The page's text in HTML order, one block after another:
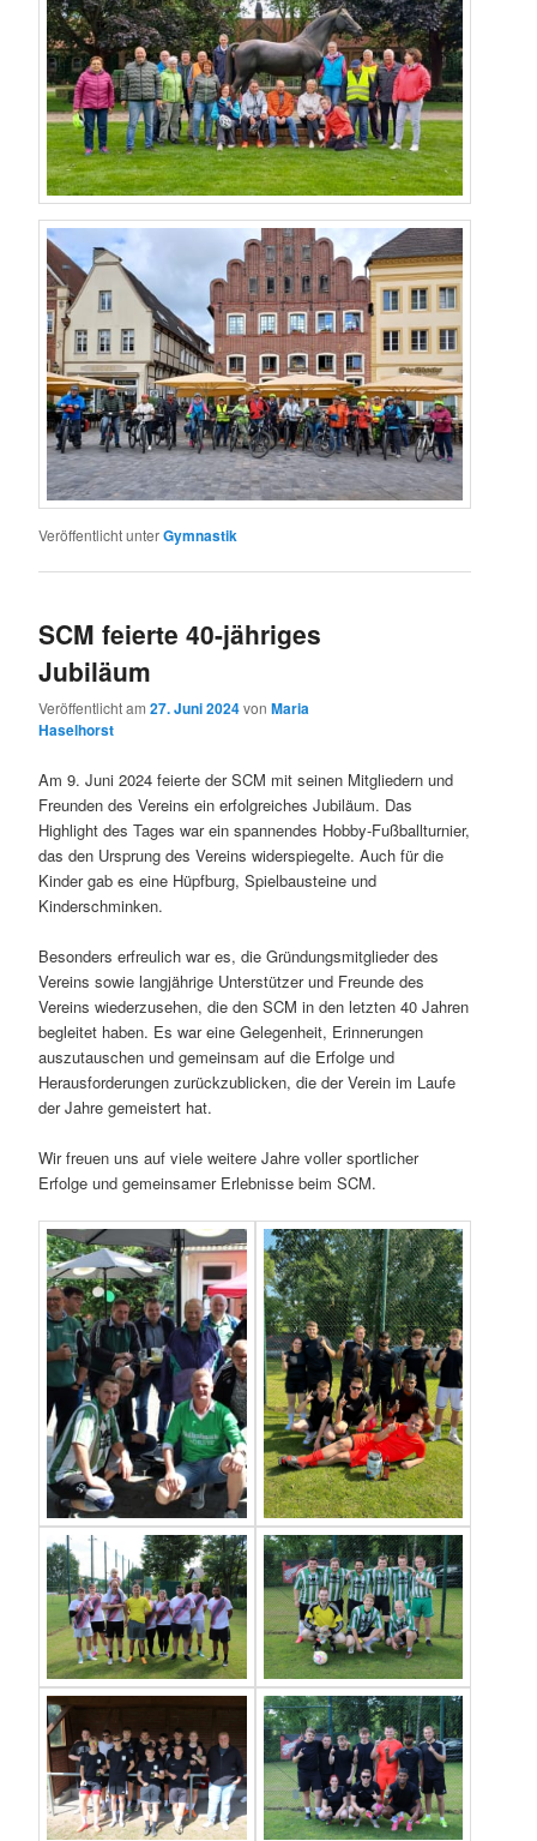
Veröffentlicht unterGymnastik
SCM feierte 40-jähriges
Jubiläum
Veröffentlicht am27. Juni 2024vonMaria
Haselhorst
Am 9. Juni 2024 feierte der SCM mit seinen Mitgliedern und
Freunden des Vereins ein erfolgreiches Jubiläum. Das
Highlight des Tages war ein spannendes Hobby-Fußballturnier,
das den Ursprung des Vereins widerspiegelte. Auch für die
Kinder gab es eine Hüpfburg, Spielbausteine und
Kinderschminken.
Besonders erfreulich war es, die Gründungsmitglieder des
Vereins sowie langjährige Unterstützer und Freunde des
Vereins wiederzusehen, die den SCM in den letzten 40 Jahren
begleitet haben. Es war eine Gelegenheit, Erinnerungen
auszutauschen und gemeinsam auf die Erfolge und
Herausforderungen zurückzublicken, die der Verein im Laufe
der Jahre gemeistert hat.
Wir freuen uns auf viele weitere Jahre voller sportlicher
Erfolge und gemeinsamer Erlebnisse beim SCM.